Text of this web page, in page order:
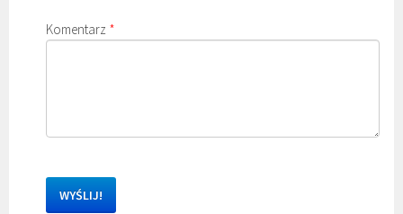
Komentarz *